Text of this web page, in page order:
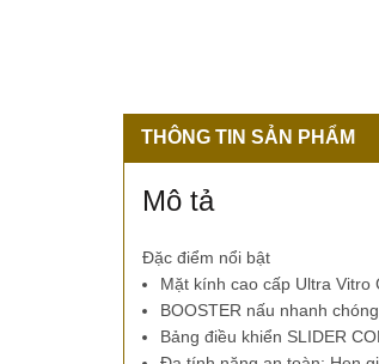
THÔNG TIN SẢN PHẨM
Mô tả
Đặc điểm nổi bật
Mặt kính cao cấp Ultra Vitro
BOOSTER nấu nhanh
Bảng điều khiển SLIDER